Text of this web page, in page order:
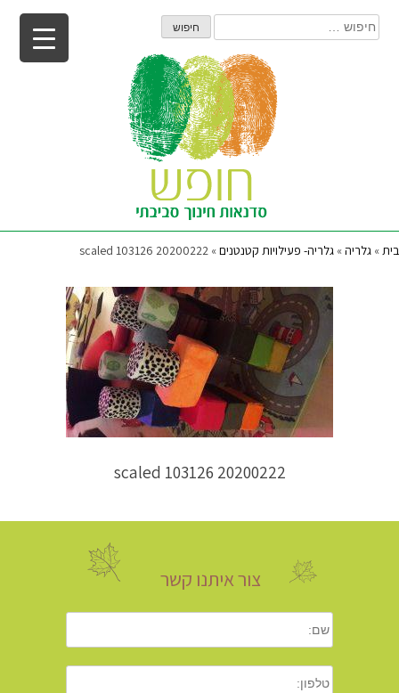
content
חיפוש:
בית» גלריה» גלריה- פעילויות קטנטנים»
20200222 103126 scaled
20200222 103126 scaled
צור איתנו קשר